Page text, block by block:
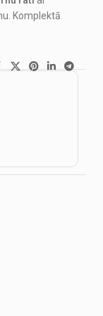
Komplektā